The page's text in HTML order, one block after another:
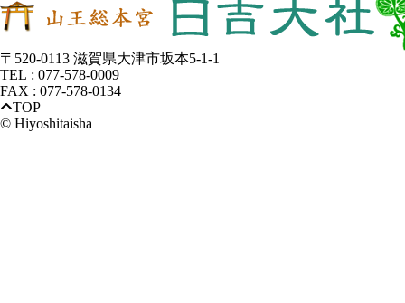
〒520-0113 滋賀県大津市坂本5-1-1
TEL : 077-578-0009
FAX : 077-578-0134
TOP
© Hiyoshitaisha